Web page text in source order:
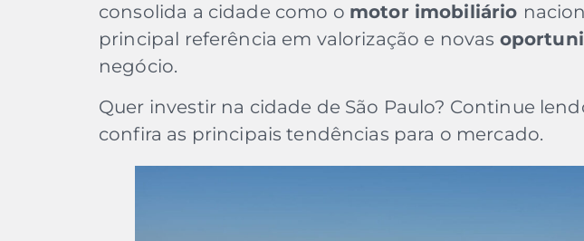
consolida a cidade como o motor imobiliário
principal referência em valorização e novas
negócio.
Quer investir na cidade de São Paulo? Continue
confira as principais tendências para o mercado.